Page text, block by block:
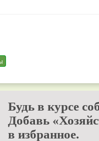
Будь в курсе
Добавь
в избранное.